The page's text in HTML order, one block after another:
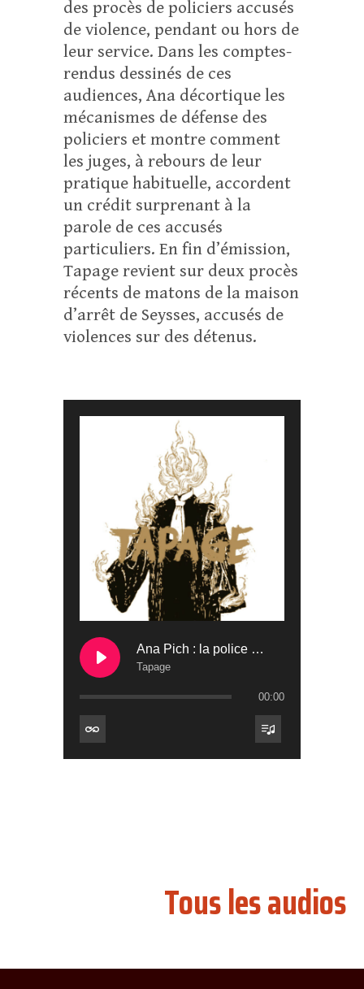
des procès de policiers accusés
de violence, pendant ou hors de
leur service. Dans les comptes-
rendus dessinés de ces
audiences, Ana décortique les
mécanismes de défense des
policiers et montre comment
les juges, à rebours de leur
pratique habituelle, accordent
un crédit surprenant à la
parole de ces accusés
particuliers. En fin d’émission,
Tapage revient sur deux procès
récents de matons de la maison
d’arrêt de Seysses, accusés de
violences sur des détenus.
Ana Pich : la police devant la justice
Tapage
00:00
Tous les audios